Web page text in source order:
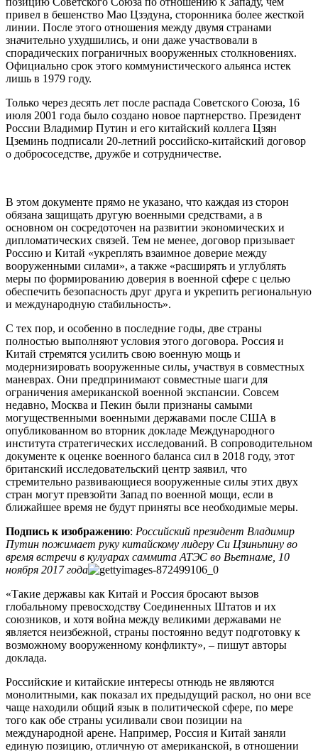
привел в бешенство Мао Цзэдуна, сторонника более жесткой
линии. После этого отношения между двумя странами
значительно ухудшились, и они даже участвовали в
спорадических пограничных вооруженных столкновениях.
Официально срок этого коммунистического альянса истек
лишь в 1979 году.
Только через десять лет после распада Советского Союза, 16
июля 2001 года было создано новое партнерство. Президент
России Владимир Путин и его китайский коллега Цзян
Цземинь подписали 20-летний российско-китайский договор
о добрососедстве, дружбе и сотрудничестве.
В этом документе прямо не указано, что каждая из сторон
обязана защищать другую военными средствами, а в
основном он сосредоточен на развитии экономических и
дипломатических связей. Тем не менее, договор призывает
Россию и Китай «укреплять взаимное доверие между
вооруженными силами», а также «расширять и углублять
меры по формированию доверия в военной сфере с целью
обеспечить безопасность друг друга и укрепить региональную
и международную стабильность».
С тех пор, и особенно в последние годы, две страны
полностью выполняют условия этого договора. Россия и
Китай стремятся усилить свою военную мощь и
модернизировать вооруженные силы, участвуя в совместных
маневрах. Они предпринимают совместные шаги для
ограничения американской военной экспансии. Совсем
недавно, Москва и Пекин были признаны самыми
могущественными военными державами после США в
опубликованном во вторник докладе Международного
института стратегических исследований. В сопроводительном
документе к оценке военного баланса сил в 2018 году, этот
британский исследовательский центр заявил, что
стремительно развивающиеся вооруженные силы этих двух
стран могут превзойти Запад по военной мощи, если в
ближайшее время не будут приняты все необходимые меры.
Подпись к изображению: Российский президент Владимир
Путин пожимает руку китайскому лидеру Си Цзиньпину во
время встречи в кулуарах саммита АТЭС во Вьетнаме, 10
ноября 2017 года
«Такие державы как Китай и Россия бросают вызов
глобальному превосходству Соединенных Штатов и их
союзников, и хотя война между великими державами не
является неизбежной, страны постоянно ведут подготовку к
возможному вооруженному конфликту», – пишут авторы
доклада.
Российские и китайские интересы отнюдь не являются
монолитными, как показал их предыдущий раскол, но они все
чаще находили общий язык в политической сфере, по мере
того как обе страны усиливали свои позиции на
международной арене. Например, Россия и Китай заняли
единую позицию, отличную от американской, в отношении